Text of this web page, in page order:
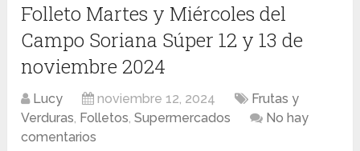
Folleto Martes y Miércoles del
Campo Soriana Súper 12 y 13 de
noviembre 2024
Lucy noviembre 12, 2024
Frutas y
Verduras, Folletos,Supermercados
No hay
comentarios